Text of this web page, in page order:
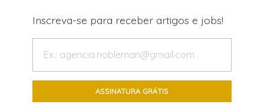
Inscreva-se para receber artigos e jobs!